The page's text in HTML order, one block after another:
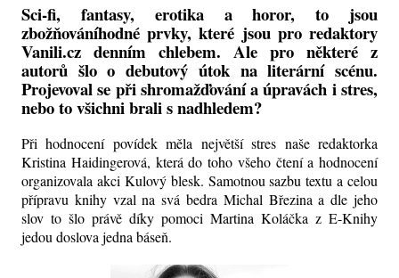
Sci-fi, fantasy, erotika a horor, to jsou
zbožňováníhodné prvky, které jsou pro redaktory
Vanili.cz denním chlebem. Ale pro některé z
autorů šlo o debutový útok na literární scénu.
Projevoval se při shromažďování a úpravách i stres,
nebo to všichni brali s nadhledem?
Při hodnocení povídek měla největší stres naše redaktorka
Kristina Haidingerová, která do toho všeho čtení a hodnocení
organizovala akci Kulový blesk. Samotnou sazbu textu a celou
přípravu knihy vzal na svá bedra Michal Březina a dle jeho
slov to šlo právě díky pomoci Martina Koláčka z E-Knihy
jedou doslova jedna báseň.